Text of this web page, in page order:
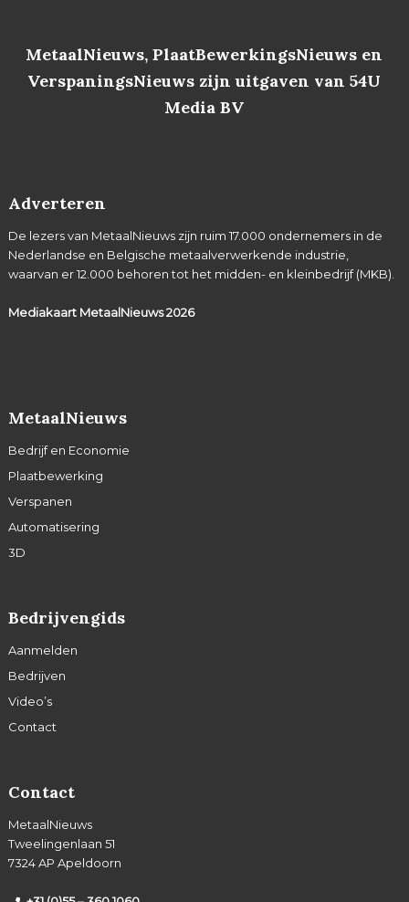
MetaalNieuws, PlaatBewerkingsNieuws en
VerspaningsNieuws zijn uitgaven van 54U
Media BV
Adverteren
De lezers van MetaalNieuws zijn ruim 17.000 ondernemers in de
Nederlandse en Belgische metaalverwerkende industrie,
waarvan er 12.000 behoren tot het midden- en kleinbedrijf (MKB).
Mediakaart MetaalNieuws2026
MetaalNieuws
Bedrijf en Economie
Plaatbewerking
Verspanen
Automatisering
3D
Bedrijvengids
Aanmelden
Bedrijven
Video’s
Contact
Contact
MetaalNieuws
Tweelingenlaan 51
7324 AP Apeldoorn